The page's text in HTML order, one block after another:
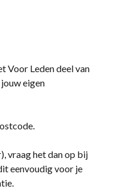
Voor Leden deel van
eigen
vraag het dan op bij
eenvoudig voor je